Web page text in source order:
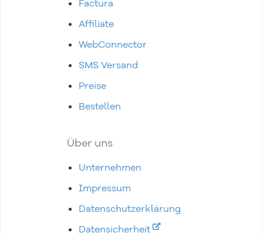
Factura
Affiliate
WebConnector
SMS Versand
Preise
Bestellen
Über uns
Unternehmen
Impressum
Datenschutzerklärung
Datensicherheit